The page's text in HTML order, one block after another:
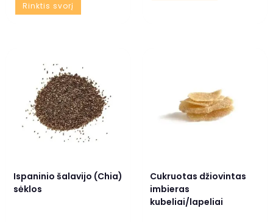
Rinktis svorį
Ispaninio šalavijo (Chia)
sėklos
Cukruotas džiovintas
imbieras
kubeliai/lapeliai